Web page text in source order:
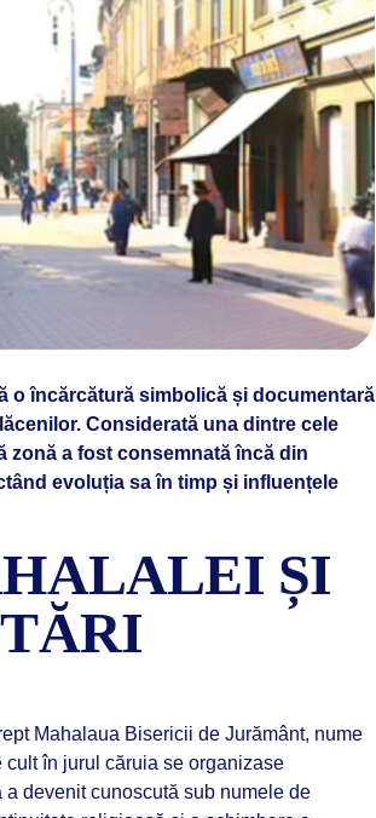
o încărcătură simbolică și documentară
Considerată una dintre cele
zonă a fost consemnată încă din
evoluția sa în timp și influențele
ȘI
Mahalaua Bisericii de Jurământ, nume
în jurul căruia se organizase
devenit cunoscută sub numele de